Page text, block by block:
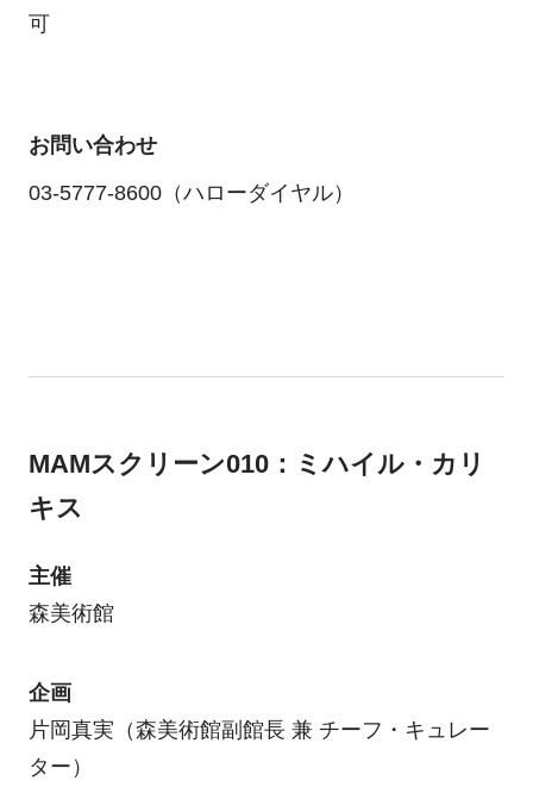
可
お問い合わせ
03-5777-8600（ハローダイヤル）
MAMスクリーン010：ミハイル・カリ
キス
主催
森美術館
企画
片岡真実（森美術館副館長 兼 チーフ・キュレー
ター）